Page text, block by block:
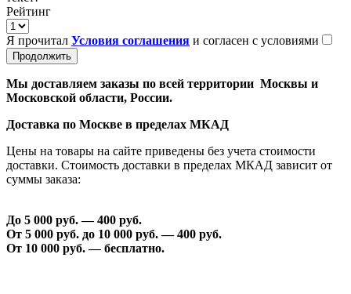
Рейтинг
Я прочитал Условия соглашения и согласен с условиями
Продолжить
Мы доставляем заказы по всей территории Москвы и
Московской области, России.
Доставка по Москве в пределах МКАД
Цены на товары на сайте приведены без учета стоимости
доставки. Стоимость доставки в пределах МКАД зависит от
суммы заказа:
До 5 000 руб. —400 руб.
От 5 000 руб. до 10 000 руб. —400 руб.
От 10 000 руб. — бесплатно.